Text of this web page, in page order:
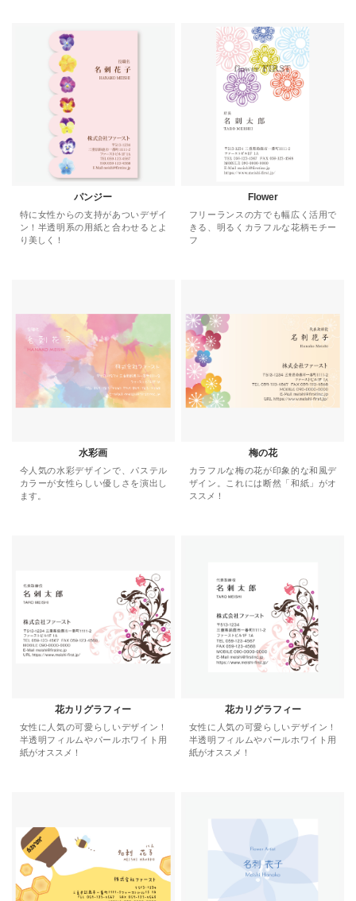
パンジー
特に女性からの支持があついデザイ
ン！半透明系の用紙と合わせるとよ
り美しく！
Flower
フリーランスの方でも幅広く活用で
きる、明るくカラフルな花柄モチー
フ
水彩画
今人気の水彩デザインで、パステル
カラーが女性らしい優しさを演出し
ます。
梅の花
カラフルな梅の花が印象的な和風デ
ザイン。これには断然「和紙」がオ
ススメ！
花カリグラフィー
女性に人気の可愛らしいデザイン！
半透明フィルムやパールホワイト用
紙がオススメ！
花カリグラフィー
女性に人気の可愛らしいデザイン！
半透明フィルムやパールホワイト用
紙がオススメ！